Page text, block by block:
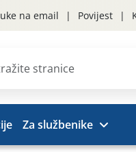
na email Povijest
Za službenike